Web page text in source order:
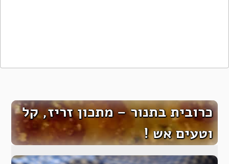
כרובית בתנור – מתכון זריז, קל
וטעים אש !